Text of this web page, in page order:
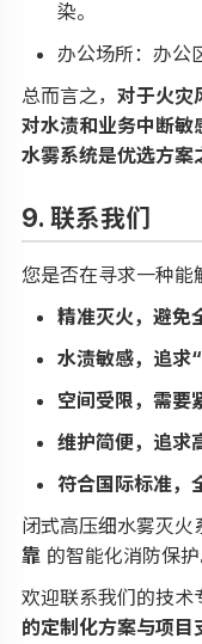
染。
办公场所：办公
总而言之， 对于火灾
对水渍和业务中断敏
水雾系统是优选方案
9. 联系我们
您是否在寻求一种能
精准灭火，避免
水渍敏感，追求
空间受限，需要
维护简便，追求
符合国际标准，
闭式高压细水雾灭火
靠 的智能化消防保护
欢迎联系我们的技术
的定制化方案与项目